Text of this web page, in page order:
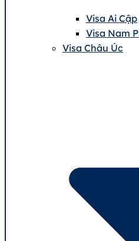
Visa Ai Cập
Visa Nam
Visa Châu Úc